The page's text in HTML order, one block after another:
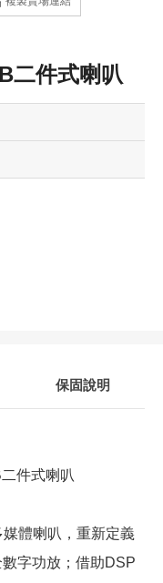
二件式喇叭
保固說明
件式喇叭
體喇叭，重新定義
字功放；借助DSP